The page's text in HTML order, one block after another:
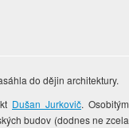
do dějin architektury.
Dušan Jurkovič. Osobitým
budov (dodnes ne zcela